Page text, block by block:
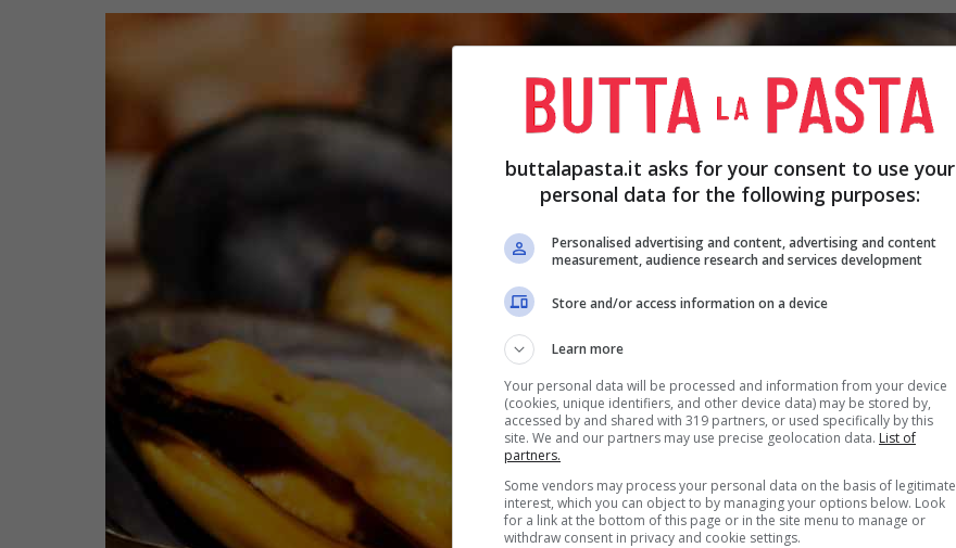
buttalapasta.it asks for your consent to use your
personal data for the following purposes:
Personalised advertising and content, advertising and content
measurement, audience research and services development
Store and/or access information on a device
Learn more
Your personal data will be processed and information from your device
(cookies, unique identifiers, and other device data) may be stored by,
accessed by and shared with 319 partners, or used specifically by this
site. We and our partners may use precise geolocation data. List of
partners.
Some vendors may process your personal data on the basis of legitimate
interest, which you can object to by managing your options below. Look
for a link at the bottom of this page or in the site menu to manage or
withdraw consent in privacy and cookie settings.